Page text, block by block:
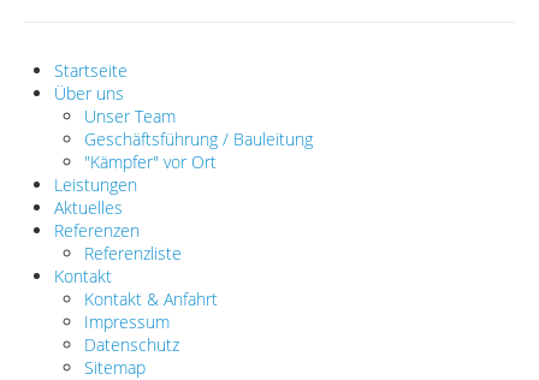
Startseite
Über uns
Unser Team
Geschäftsführung / Bauleitung
"Kämpfer" vor Ort
Leistungen
Aktuelles
Referenzen
Referenzliste
Kontakt
Kontakt & Anfahrt
Impressum
Datenschutz
Sitemap